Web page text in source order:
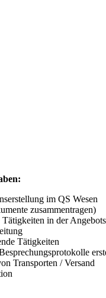
im QS Wesen
zusammentragen)
Tätigkeiten in der
Tätigkeiten
Transporten / Versand